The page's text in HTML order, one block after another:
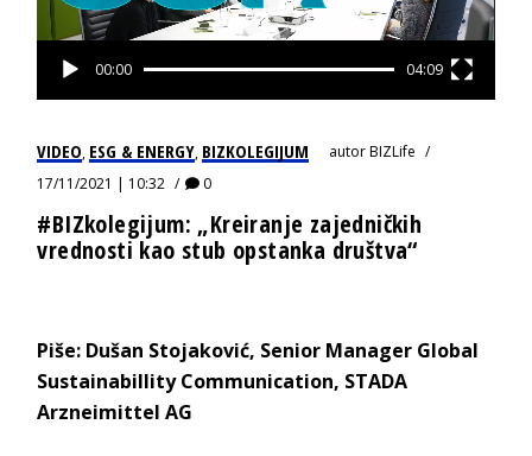
00:00 04:09
VIDEO, ESG & ENERGY, BIZKOLEGIJUM autorBIZLife
17/11/2021 | 10:32
0
#BIZkolegijum: „Kreiranje zajedničkih
vrednosti kao stub opstanka društva“
Piše: Dušan Stojaković, Senior Manager Global
Sustainabillity Communication, STADA
Arzneimittel AG